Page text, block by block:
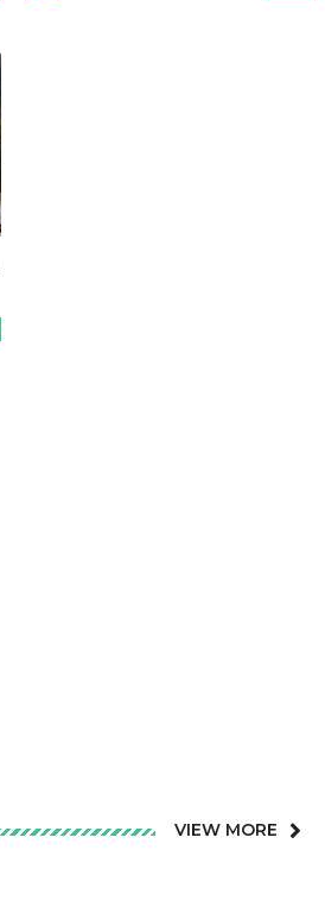
VIEW MORE